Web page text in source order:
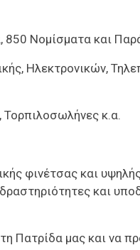
850 Νομίσματα και
Ηλεκτρονικών,
Τορπιλοσωλήνες κ.α.
φινέτσας και
και
Πατρίδα μας και να